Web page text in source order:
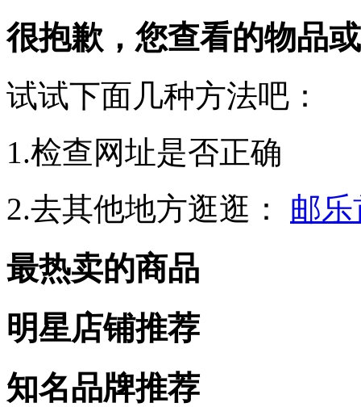
很抱歉，您查看的物品
试试下面几种方法吧：
1.检查网址是否正确
2.去其他地方逛逛：
邮
最热卖的商品
明星店铺推荐
知名品牌推荐